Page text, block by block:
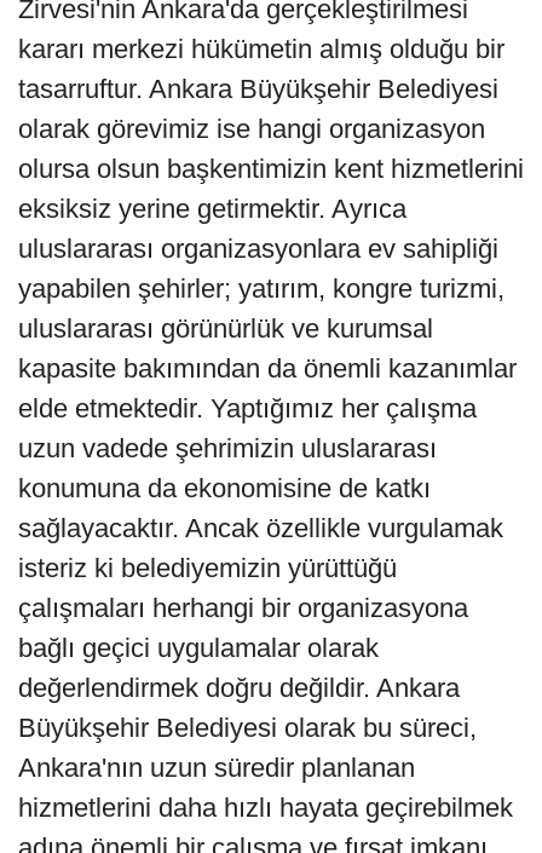
Zirvesi'nin Ankara'da gerçekleştirilmesi
kararı merkezi hükümetin almış olduğu bir
tasarruftur. Ankara Büyükşehir Belediyesi
olarak görevimiz ise hangi organizasyon
olursa olsun başkentimizin kent hizmetlerini
eksiksiz yerine getirmektir. Ayrıca
uluslararası organizasyonlara ev sahipliği
yapabilen şehirler; yatırım, kongre turizmi,
uluslararası görünürlük ve kurumsal
kapasite bakımından da önemli kazanımlar
elde etmektedir. Yaptığımız her çalışma
uzun vadede şehrimizin uluslararası
konumuna da ekonomisine de katkı
sağlayacaktır. Ancak özellikle vurgulamak
isteriz ki belediyemizin yürüttüğü
çalışmaları herhangi bir organizasyona
bağlı geçici uygulamalar olarak
değerlendirmek doğru değildir. Ankara
Büyükşehir Belediyesi olarak bu süreci,
Ankara'nın uzun süredir planlanan
hizmetlerini daha hızlı hayata geçirebilmek